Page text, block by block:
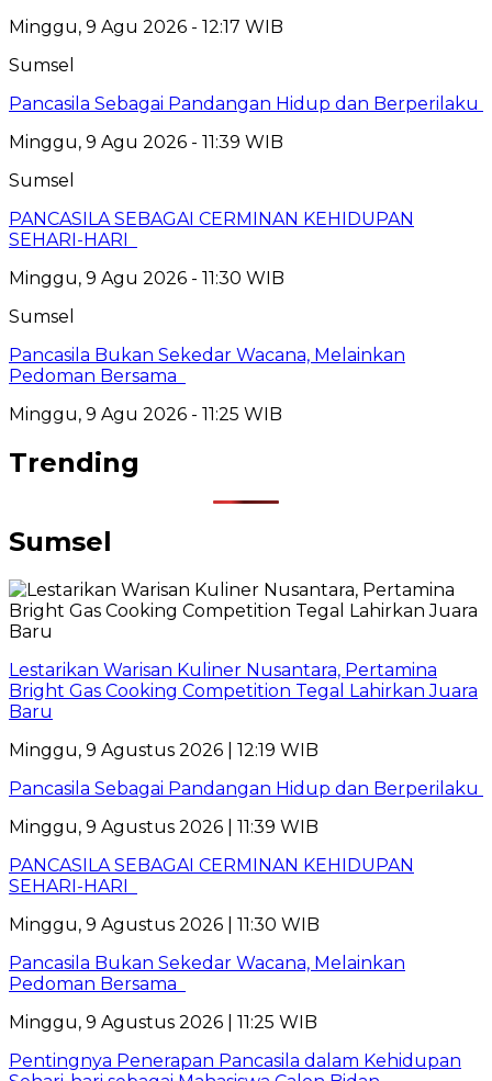
Minggu, 9 Agu 2026 - 12:17 WIB
Sumsel
Pancasila Sebagai Pandangan Hidup dan Berperilaku
Minggu, 9 Agu 2026 - 11:39 WIB
Sumsel
PANCASILA SEBAGAI CERMINAN KEHIDUPAN
SEHARI-HARI
Minggu, 9 Agu 2026 - 11:30 WIB
Sumsel
Pancasila Bukan Sekedar Wacana, Melainkan
Pedoman Bersama
Minggu, 9 Agu 2026 - 11:25 WIB
Trending
Sumsel
Lestarikan Warisan Kuliner Nusantara, Pertamina
Bright Gas Cooking Competition Tegal Lahirkan Juara
Baru
Minggu, 9 Agustus 2026 | 12:19 WIB
Pancasila Sebagai Pandangan Hidup dan Berperilaku
Minggu, 9 Agustus 2026 | 11:39 WIB
PANCASILA SEBAGAI CERMINAN KEHIDUPAN
SEHARI-HARI
Minggu, 9 Agustus 2026 | 11:30 WIB
Pancasila Bukan Sekedar Wacana, Melainkan
Pedoman Bersama
Minggu, 9 Agustus 2026 | 11:25 WIB
Pentingnya Penerapan Pancasila dalam Kehidupan